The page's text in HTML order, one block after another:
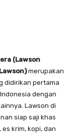
(Lawson
merupakan
didirikan pertama
dengan
Lawson di
siap saji khas
krim, kopi, dan